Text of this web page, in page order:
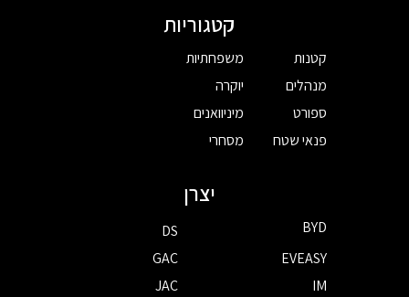
קטגוריות
קטנות
מנהלים
ספורט
פנאי שטח
משפחתיות
יוקרה
מיניוואנים
מסחרי
יצרן
BYD
DS
EVEASY
GAC
IM
JAC